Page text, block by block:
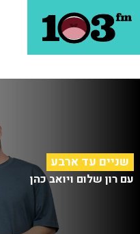
שניים עד ארבע
עם רון שלום ויואב כהן